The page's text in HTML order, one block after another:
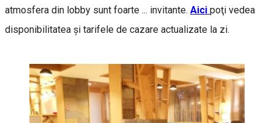
atmosfera din lobby sunt foarte ... invitante. Aici poţi vedea
disponibilitatea și tarifele de cazare actualizate la zi.